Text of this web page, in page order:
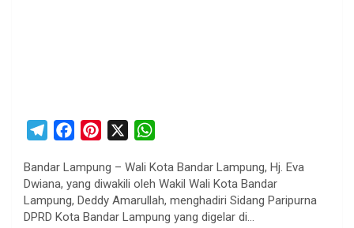
l
e
g
c
e
b
n
t
e
a
s
Bandar Lampung – Wali Kota Bandar Lampung, Hj. Eva
Dwiana, yang diwakili oleh Wakil Wali Kota Bandar
Lampung, Deddy Amarullah, menghadiri Sidang Paripurna
DPRD Kota Bandar Lampung yang digelar di…